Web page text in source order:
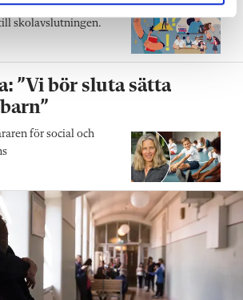
situationer – från att
skolavslutningen.
”Vi bör sluta sätta
för social och